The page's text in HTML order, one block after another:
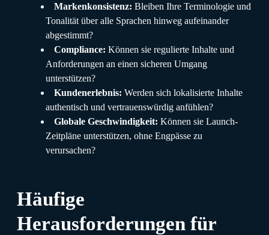
Markenkonsistenz: Bleiben Ihre Terminologie und
Tonalität über alle Sprachen hinweg aufeinander
abgestimmt?
Compliance: Können sie regulierte Inhalte und
Anforderungen an einen sicheren Umgang
unterstützen?
Kundenerlebnis: Werden sich lokalisierte Inhalte
authentisch und vertrauenswürdig anfühlen?
Globale Geschwindigkeit: Können sie Launch-
Zeitpläne unterstützen, ohne Engpässe zu
verursachen?
Häufige
Herausforderungen für